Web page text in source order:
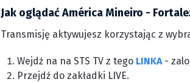
Jak oglądać América Mineiro -
Transmisję aktywujesz korzystając z
Wejdź na na STS TV z tego LINKA-
Przejdź do zakładki LIVE.